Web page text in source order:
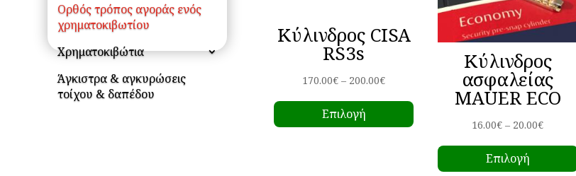
Ορθός τρόπος αγοράς ενός
χρηματοκιβωτίου
Χρηματοκιβώτια
Άγκιστρα & αγκυρώσεις
τοίχου & δαπέδου
Κύλινδρος CISA
RS3s
170.00€ – 200.00€Price
range:
Επιλογή
πολλαπλές
Κύλινδρος
ασφαλείας
MAUER ECO
16.00€ – 20.00€Price
range:
Επιλογή